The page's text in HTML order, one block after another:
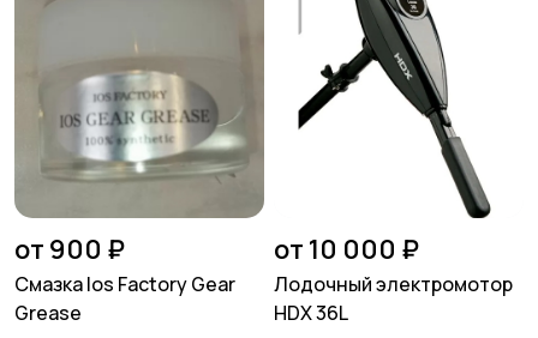
от 900 ₽
Смазка Ios Factory Gear
Grease
от 10 000 ₽
Лодочный электромотор
HDX 36L